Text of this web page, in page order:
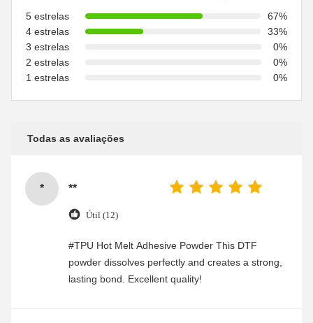
5 estrelas
67%
4 estrelas
33%
3 estrelas
0%
2 estrelas
0%
1 estrelas
0%
Todas as avaliações
* **
Útil (12)
#TPU Hot Melt Adhesive Powder This DTF
powder dissolves perfectly and creates a strong,
lasting bond. Excellent quality!